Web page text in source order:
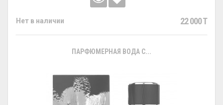
Нет в наличии 22 000 T
ПАРФЮМЕРНАЯ ВОДА С...